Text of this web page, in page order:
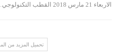
الاربعاء 21 مارس 2018 القطب التكنولوجي…
تحميل المزيد من